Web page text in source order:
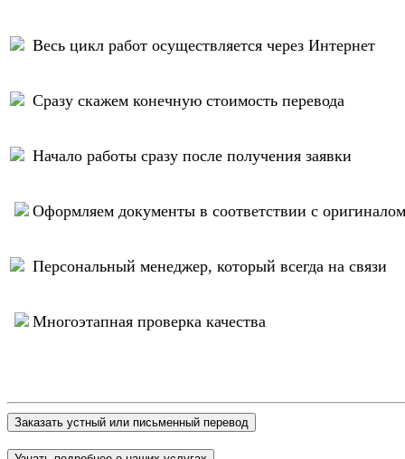
Весь цикл работ осуществляется через Интернет
Сразу скажем конечную стоимость перевода
Начало работы сразу после получения заявки
Оформляем документы в соответствии с оригиналом
Персональный менеджер, который всегда на связи
Многоэтапная проверка качества